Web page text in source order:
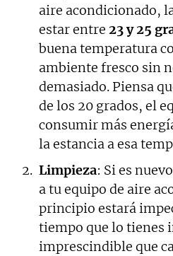
aire acondicionado,
estar entre 23 y 25
buena temperatura
ambiente fresco sin
demasiado. Piensa
de los 20 grados, el
consumir más
la estancia a esa
Limpieza: Si es
a tu equipo de aire
principio estará
tiempo que lo tienes
imprescindible que